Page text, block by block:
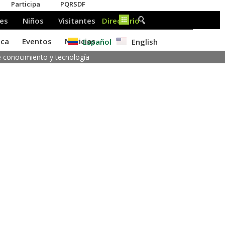
Español English
conocimiento y tecnología